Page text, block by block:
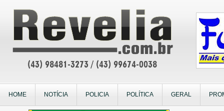
HOME NOTÍCIA POLICIA POLÍTICA GERAL